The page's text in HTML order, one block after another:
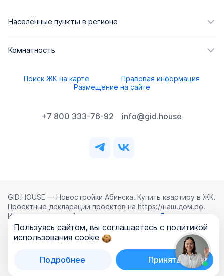
Населённые пункты в регионе
Комнатность
Поиск ЖК на карте
Правовая информация
Размещение на сайте
+7 800 333-76-92 info@gid.house
GID.HOUSE — Новостройки Абинска. Купить квартиру в ЖК.
Проектные декларации проектов на https://наш.дом.рф.
Использование сайта означает согласие с
Лицензионным
соглашением ,Политикой конфиденциальностии
Политикой обработки персональных данных
ООО «ГИД.ХАУЗ»
Пользуясь сайтом, вы соглашаетесь с политикой
использования cookie
Подробнее Принять